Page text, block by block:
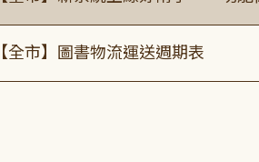
【全市】圖書物流運送週期表